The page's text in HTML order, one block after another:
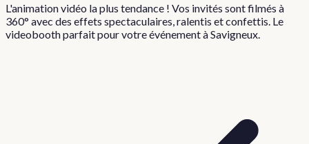
L'animation vidéo la plus tendance ! Vos invités sont filmés à
360° avec des effets spectaculaires, ralentis et confettis. Le
videobooth parfait pour votre événement àSavigneux